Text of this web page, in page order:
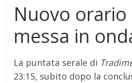
Nuovo orario
messa in
La puntata serale di
23:15, subito dopo la